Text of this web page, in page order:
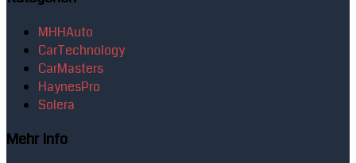
MHHAuto
CarTechnology
CarMasters
HaynesPro
Solera
Mehr Info